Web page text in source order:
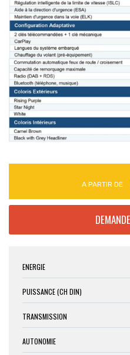
A PARTIR DE
ENERGIE
PUISSANCE (CH DIN)
TRANSMISSION
AUTONOMIE